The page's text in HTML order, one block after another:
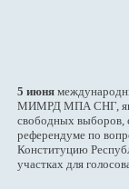
5 июня
МИМРД МПА СНГ,
свободных выборов,
референдуме по
Конституцию
участках для